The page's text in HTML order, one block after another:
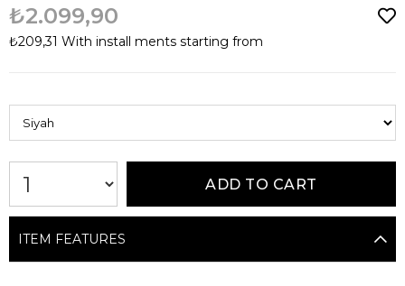
₺2.099,90
₺209,31 With install ments starting from
ITEM FEATURES